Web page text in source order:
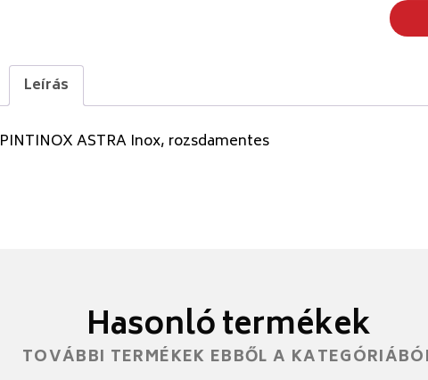
Leírás
PINTINOX ASTRA Inox, rozsdamentes
Hasonló termékek
TOVÁBBI TERMÉKEK EBBŐL A